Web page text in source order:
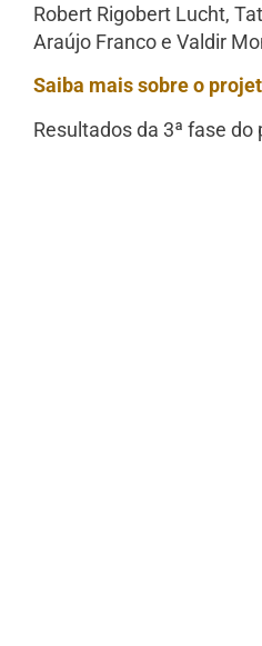
Robert Rigobert Lucht,
Araújo Franco e Valdir
Saiba mais sobre o
Resultados da 3ª fase do